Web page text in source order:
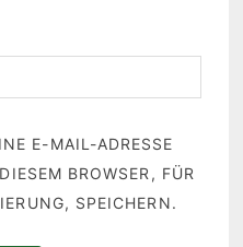
E-MAIL-ADRESSE
BROWSER, FÜR
SPEICHERN.